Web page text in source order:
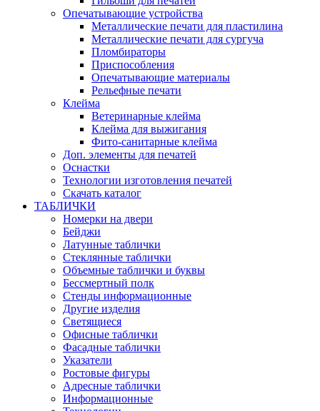
Опечатывающие устройства
Металлические печати для пластилина
Металлические печати для сургуча
Пломбираторы
Приспособления
Опечатывающие материалы
Рельефные печати
Клейма
Ветеринарные клейма
Клейма для выжигания
Фито-санитарные клейма
Доп. элементы для печатей
Оснастки
Технологии изготовления печатей
Скачать каталог
ТАБЛИЧКИ
Номерки на двери
Бейджи
Латунные таблички
Стеклянные таблички
Объемные таблички и буквы
Бессмертный полк
Стенды информационные
Другие изделия
Светящиеся
Офисные таблички
Фасадные таблички
Указатели
Ростовые фигуры
Адресные таблички
Информационные